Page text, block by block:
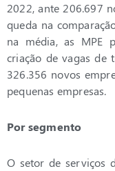
2022, ante 206.697
queda na
na média, as MPE
criação de vagas de
326.356 novos
pequenas empresas.
Por segmento
O setor de serviços